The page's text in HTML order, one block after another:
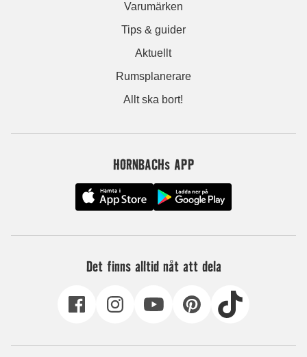
Varumärken
Tips & guider
Aktuellt
Rumsplanerare
Allt ska bort!
HORNBACHs APP
Det finns alltid nåt att dela